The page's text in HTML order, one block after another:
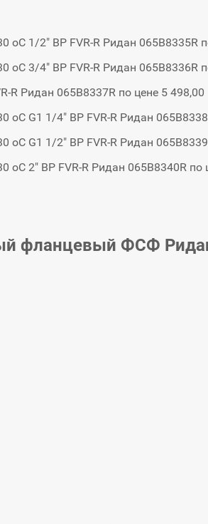
1/2" ВР FVR-R Ридан 065B8335R
3/4" ВР FVR-R Ридан 065B8336R
R Ридан 065B8337R по цене 5 498,00
G1 1/4" ВР FVR-R Ридан
G1 1/2" ВР FVR-R Ридан
2" ВР FVR-R Ридан 065B8340R по
фланцевый ФСФ